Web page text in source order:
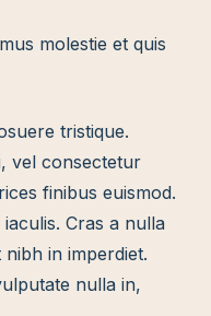
molestie et quis
tristique.
vel consectetur
finibus euismod.
Cras a nulla
in imperdiet.
nulla in,